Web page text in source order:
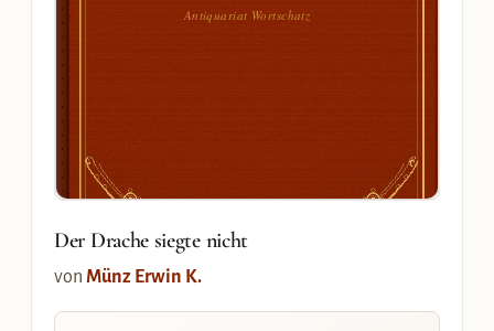
Antiquariat Wortschatz
Der Drache siegte nicht
von Münz Erwin K.